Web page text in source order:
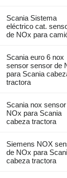
Scania Sistema
eléctrico cat.
de NOx para
Scania euro 6 nox
sensor sensor de
para Scania
tractora
Scania nox
NOx para Scania
cabeza tractora
Siemens NOX
de NOx para
cabeza tractora